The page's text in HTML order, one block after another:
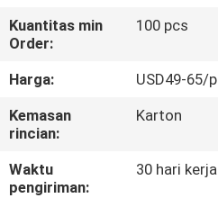
TUR
PABRIK
KONTROL
KUALITAS
Kuantitas min
Order:
100 pcs
Harga:
USD49-65/
Kemasan
rincian:
Karton
Waktu
pengiriman:
30 hari kerja